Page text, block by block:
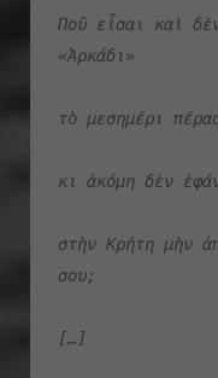
Ποῦ εἶσαι καὶ
«Ἀρκάδι»
τὸ μεσημέρι
στὴν Κρήτη μὴν
σου;
[…]